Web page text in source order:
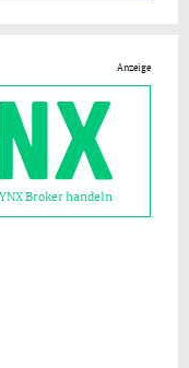
Anzeige
Broker handeln